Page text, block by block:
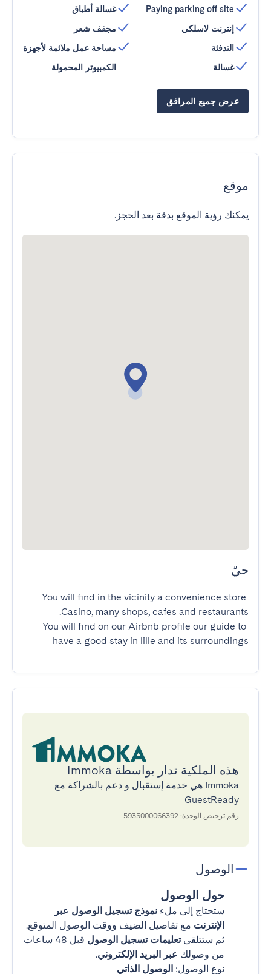
Paying parking off site
إنترنت لاسلكي
التدفئة
غسالة
غسالة أطباق
مجفف شعر
مساحة عمل ملائمة لأجهزة
الكمبيوتر المحمولة
عرض جميع المرافق
موقع
يمكنك رؤية الموقع بدقة بعد الحجز.
حيّ
You will find in the vicinity a convenience store
You will find on our Airbnb profile our guide to
have a good stay in lille and its surroundings
هذه الملكية تدار بواسطة Immoka
Immoka هي خدمة إستقبال و دعم بالشراكة مع
GuestReady
رقم ترخيص الوحدة: 5935000066392
الوصول
حول الوصول
ستحتاج إلى ملء نموذج تسجيل الوصول عبر
الإنترنت مع تفاصيل الضيف ووقت الوصول المتوقع.
ثم ستتلقىتعليمات تسجيل الوصول
قبل 48 ساعات
من وصولك عبر البريد الإلكتروني.
نوع الوصول: الوصول الذاتي